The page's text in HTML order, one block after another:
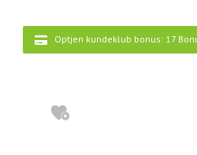
Optjen kundeklub bonus: 17